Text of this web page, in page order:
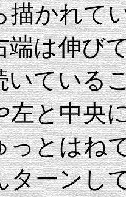
描かれて
端は伸び
いている
左と中央
っとはね
ターンし